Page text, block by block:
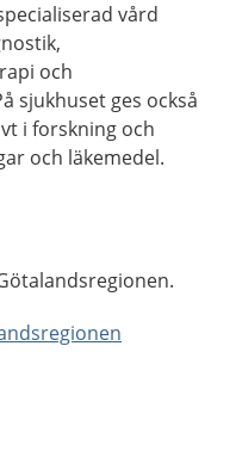
vård
och
sjukhuset ges också
i forskning och
och läkemedel.